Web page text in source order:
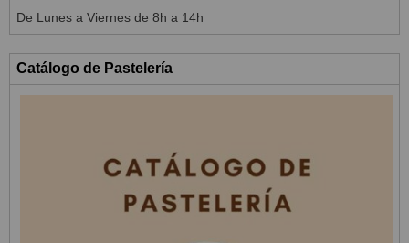
De Lunes a Viernes de 8h a 14h
Catálogo de Pastelería